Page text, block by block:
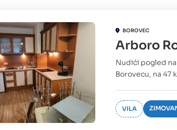
BOROVEC
Arboro
Nudići pogled
Borovecu, na 47
VILA